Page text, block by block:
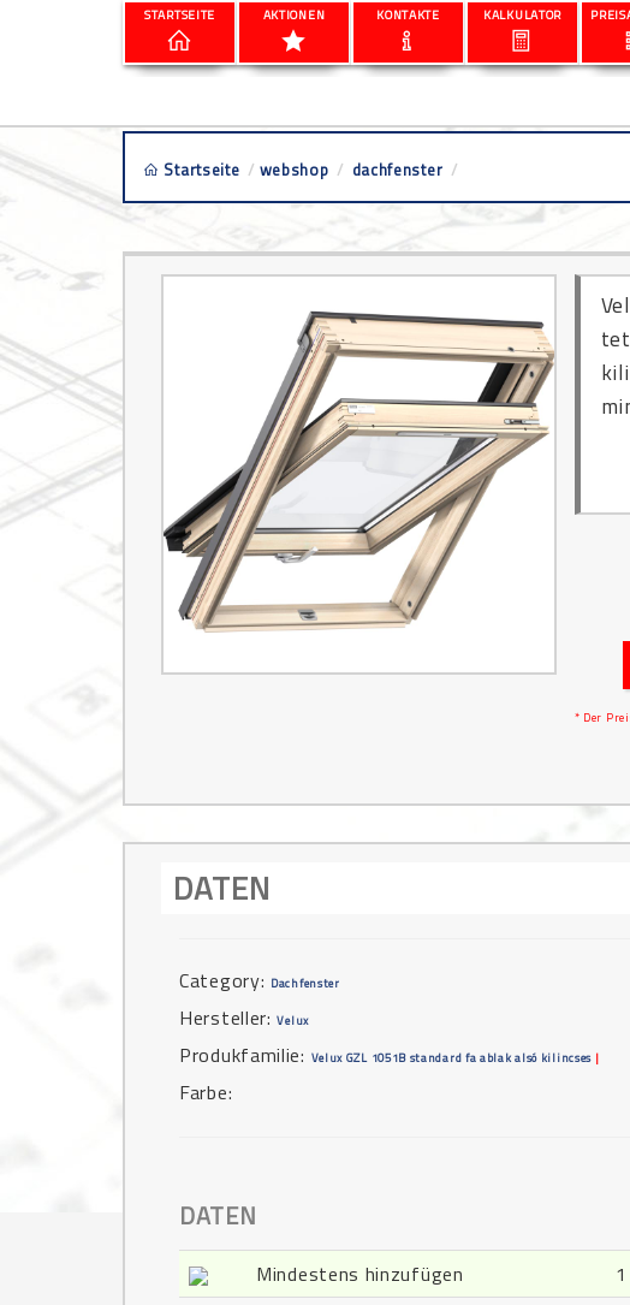
Startseite / webshop / dachfenster /
STARTSEITE AKTIONEN KONTAKTE KALKULATOR
* Der
DATEN
Category: Dachfenster
Hersteller:Velux
Produkfamilie: Velux GZL 1051B standard fa ablak alsó kilincses |
Farbe:
DATEN
Mindestens hinzufügen